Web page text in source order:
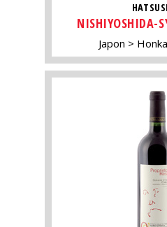
NISHIYOSHIDA-
Japon